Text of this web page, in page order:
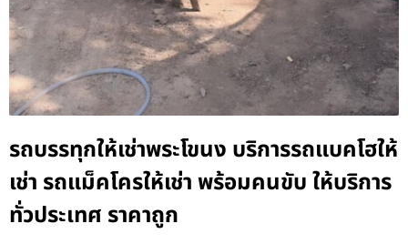
รถบรรทุกให้เช่าพระโขนง บริการรถแบคโฮให้
เช่า รถแม็คโครให้เช่า พร้อมคนขับ ให้บริการ
ทั่วประเทศ ราคาถูก